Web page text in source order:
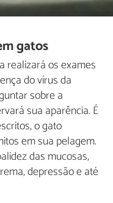
gatos
realizará os exames
do vírus da
sobre a
sua aparência. É
o gato
em sua pelagem.
das mucosas,
depressão e até